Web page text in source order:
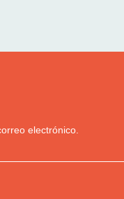
electrónico.